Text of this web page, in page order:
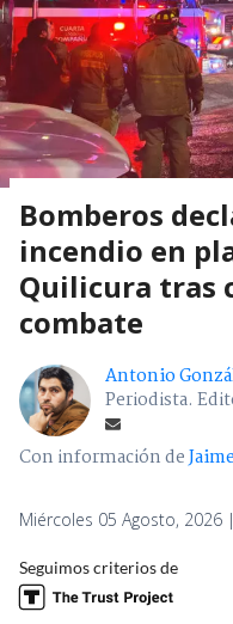
Bomberos
incendio en
Quilicura tras
combate
Antonio
Periodista.
Con información de
Miércoles 05 Agosto, 2026
Seguimos criterios de